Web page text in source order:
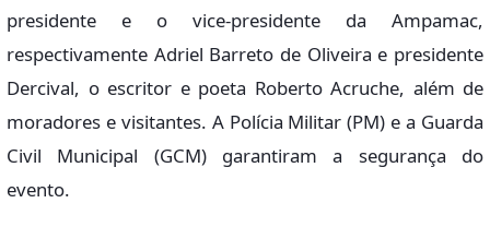
presidente e o vice-presidente da Ampamac,
respectivamente Adriel Barreto de Oliveira e presidente
Dercival, o escritor e poeta Roberto Acruche, além de
moradores e visitantes. A Polícia Militar (PM) e a Guarda
Civil Municipal (GCM) garantiram a segurança do
evento.